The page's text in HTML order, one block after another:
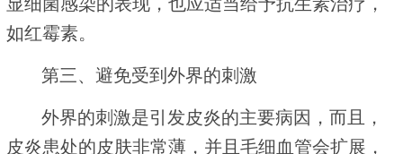
如红霉素。
第三、避免受到外界的刺激
外界的刺激是引发皮炎的主要病因，而且，
皮炎患处的皮肤非常薄，并且毛细血管会扩展，